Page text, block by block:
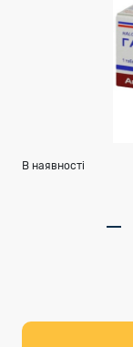
В наявності